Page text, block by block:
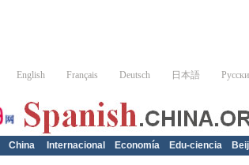
China Internacional Economía Edu-ciencia